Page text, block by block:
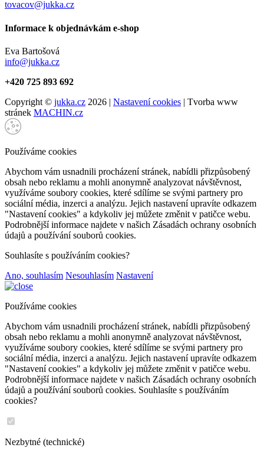
tovacov@jukka.cz
Informace k objednávkám e-shop
Eva Bartošová
info@jukka.cz
+420 725 893 692
Copyright © jukka.cz 2026 | Nastavení cookies | Tvorba www
stránek MACHIN.cz
Používáme cookies
Abychom vám usnadnili procházení stránek, nabídli přizpůsobený
obsah nebo reklamu a mohli anonymně analyzovat návštěvnost,
využíváme soubory cookies, které sdílíme se svými partnery pro
sociální média, inzerci a analýzu. Jejich nastavení upravíte odkazem
"Nastavení cookies" a kdykoliv jej můžete změnit v patičce webu.
Podrobnější informace najdete v našich Zásadách ochrany osobních
údajů a používání souborů cookies.
Souhlasíte s používáním cookies?
Ano, souhlasím Nesouhlasím Nastavení
Používáme cookies
Abychom vám usnadnili procházení stránek, nabídli přizpůsobený
obsah nebo reklamu a mohli anonymně analyzovat návštěvnost,
využíváme soubory cookies, které sdílíme se svými partnery pro
sociální média, inzerci a analýzu. Jejich nastavení upravíte odkazem
"Nastavení cookies" a kdykoliv jej můžete změnit v patičce webu.
Podrobnější informace najdete v našich Zásadách ochrany osobních
údajů a používání souborů cookies. Souhlasíte s používáním
cookies?
Nezbytné (technické)